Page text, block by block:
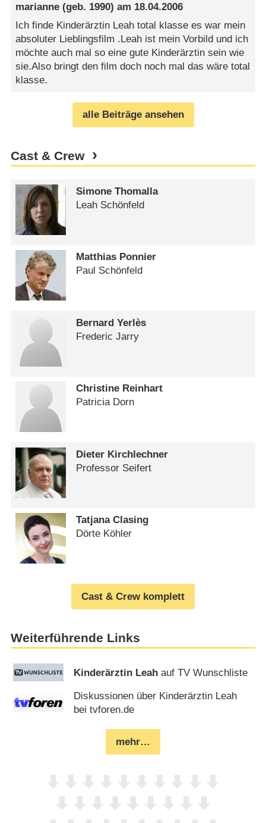
marianne (geb. 1990) am 18.04.2006
Ich finde Kinderärztin Leah total klasse es war mein
absoluter Lieblingsfilm .Leah ist mein Vorbild und ich
möchte auch mal so eine gute Kinderärztin sein wie
sie.Also bringt den film doch noch mal das wäre total
klasse.
alle Beiträge ansehen
Cast & Crew
Simone Thomalla
Leah Schönfeld
Matthias Ponnier
Paul Schönfeld
Bernard Yerlès
Frederic Jarry
Christine Reinhart
Patricia Dorn
Dieter Kirchlechner
Professor Seifert
Tatjana Clasing
Dörte Köhler
Cast & Crew komplett
Weiterführende Links
Kinderärztin Leah auf TV Wunschliste
Diskussionen über Kinderärztin Leah
bei tvforen.de
mehr…